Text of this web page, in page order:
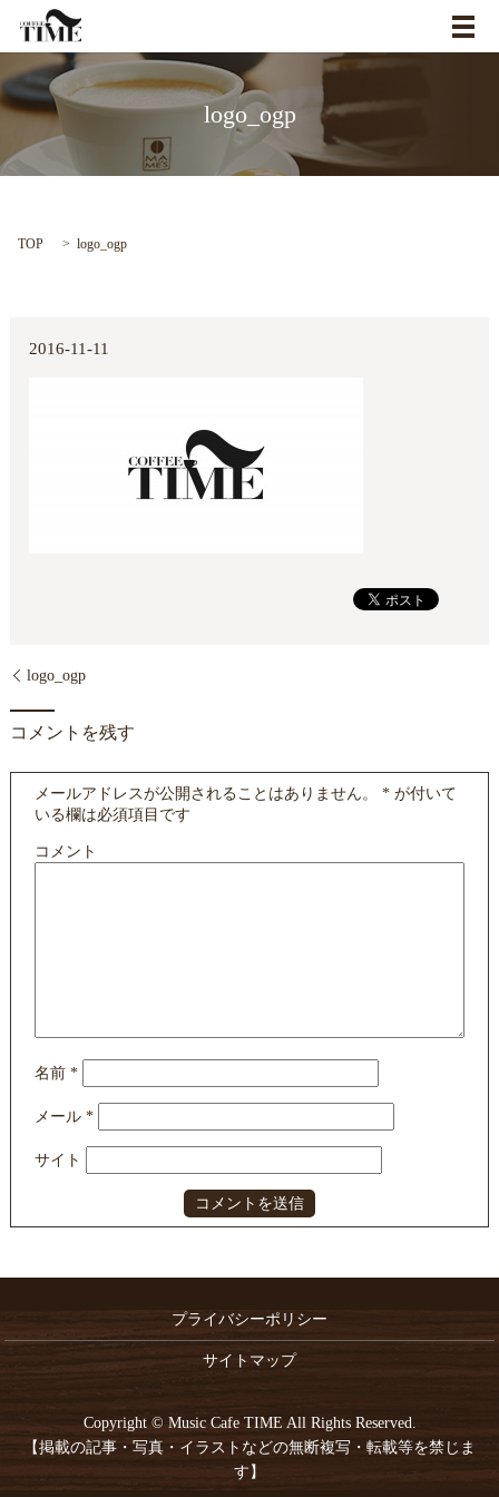
メ
logo_ogp
TOP logo_ogp
2016-11-11
logo_ogp
コメントを残す
メールアドレスが公開されることはありません。 * が付いて
いる欄は必須項目です
コメント
名前*
メール*
サイト
プライバシーポリシー
サイトマップ
Copyright © Music Cafe TIME All Rights Reserved.
【掲載の記事・写真・イラストなどの無断複写・転載等を禁じま
す】